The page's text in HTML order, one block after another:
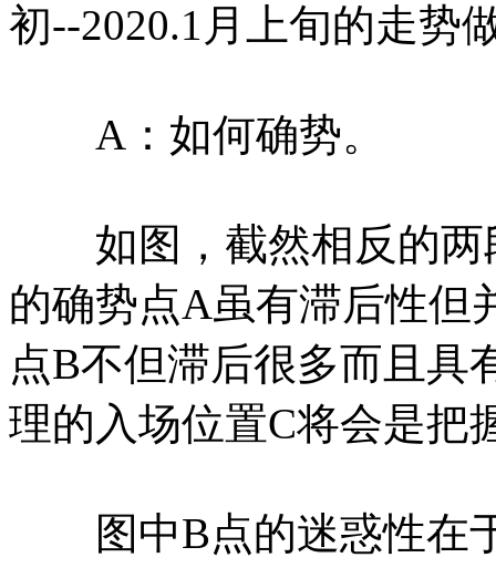
初--2020.1月上旬的走势
A：如何确势。
如图，截然相反的两
的确势点A虽有滞后性但
点B不但滞后很多而且具
理的入场位置C将会是把
图中B点的迷惑性在